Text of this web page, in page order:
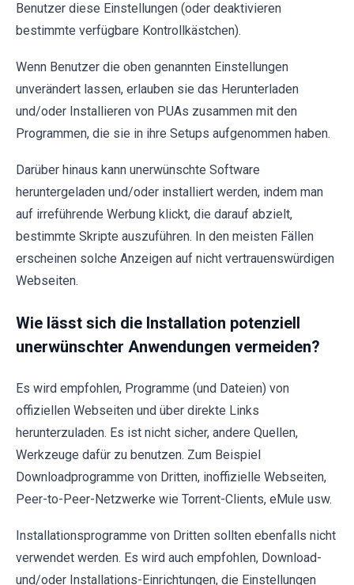
Benutzer diese Einstellungen (oder deaktivieren
bestimmte verfügbare Kontrollkästchen).
Wenn Benutzer die oben genannten Einstellungen
unverändert lassen, erlauben sie das Herunterladen
und/oder Installieren von PUAs zusammen mit den
Programmen, die sie in ihre Setups aufgenommen haben.
Darüber hinaus kann unerwünschte Software
heruntergeladen und/oder installiert werden, indem man
auf irreführende Werbung klickt, die darauf abzielt,
bestimmte Skripte auszuführen. In den meisten Fällen
erscheinen solche Anzeigen auf nicht vertrauenswürdigen
Webseiten.
Wie lässt sich die Installation potenziell
unerwünschter Anwendungen vermeiden?
Es wird empfohlen, Programme (und Dateien) von
offiziellen Webseiten und über direkte Links
herunterzuladen. Es ist nicht sicher, andere Quellen,
Werkzeuge dafür zu benutzen. Zum Beispiel
Downloadprogramme von Dritten, inoffizielle Webseiten,
Peer-to-Peer-Netzwerke wie Torrent-Clients, eMule usw.
Installationsprogramme von Dritten sollten ebenfalls nicht
verwendet werden. Es wird auch empfohlen, Download-
und/oder Installations-Einrichtungen, die Einstellungen